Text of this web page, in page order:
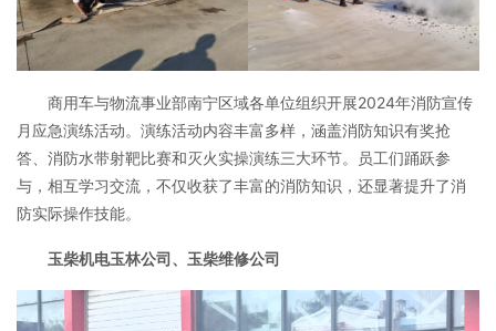
商用车与物流事业部南宁区域各单位组织开展2024年消防宣传
月应急演练活动。演练活动内容丰富多样，涵盖消防知识有奖抢
答、消防水带射靶比赛和灭火实操演练三大环节。员工们踊跃参
与，相互学习交流，不仅收获了丰富的消防知识，还显著提升了消
防实际操作技能。
玉柴机电玉林公司、玉柴维修公司